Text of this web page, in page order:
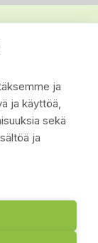
ja
ja käyttöä,
sekä
ja